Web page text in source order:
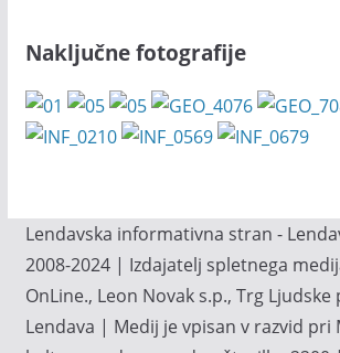
Naključne fotografije
Lendavska informativna stran -
2008-2024 | Izdajatelj spletnega
OnLine., Leon Novak s.p., Trg Ljudske
Lendava | Medij je vpisan v razvid pri